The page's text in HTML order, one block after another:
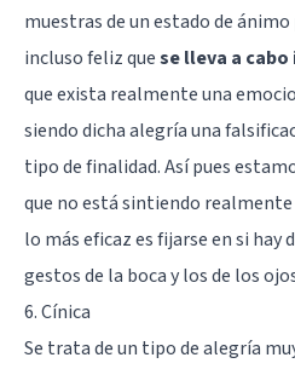
muestras de un estado de
incluso feliz quese lleva a
que exista realmente una
siendo dicha alegría una
tipo de finalidad. Así pues
que no está sintiendo
lo más eficaz es fijarse en si hay
gestos de la boca y los de los
6. Cínica
Se trata de un tipo de alegría